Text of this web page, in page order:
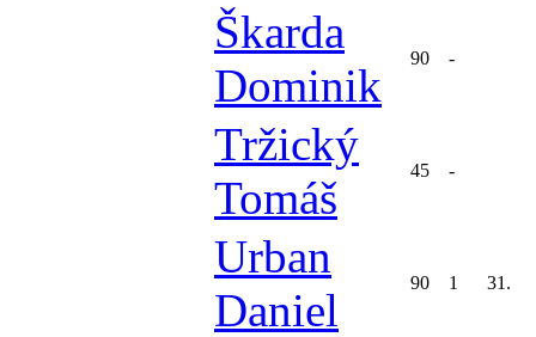
Škarda
Dominik
90 -
Tržický
Tomáš
45 -
Urban
Daniel
90 1 31.